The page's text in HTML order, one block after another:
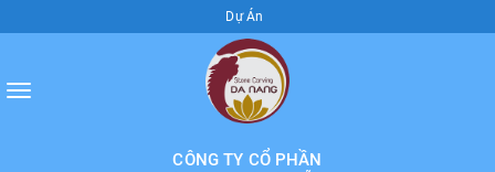
Dự Án
Toggle
CÔNG TY CỔ PHẦN